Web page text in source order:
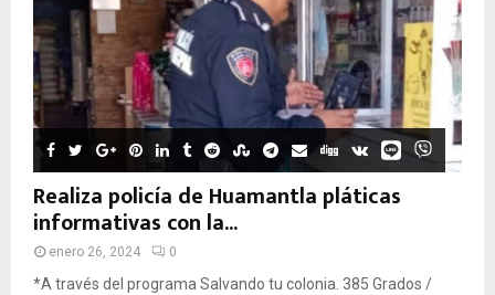
Realiza policía de Huamantla pláticas
informativas con la...
enero 26, 2024 0
*A través del programa Salvando tu colonia. 385 Grados /